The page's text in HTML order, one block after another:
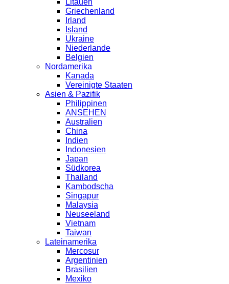
Griechenland
Irland
Island
Ukraine
Niederlande
Belgien
Nordamerika
Kanada
Vereinigte Staaten
Asien & Pazifik
Philippinen
ANSEHEN
Australien
China
Indien
Indonesien
Japan
Südkorea
Thailand
Kambodscha
Singapur
Malaysia
Neuseeland
Vietnam
Taiwan
Lateinamerika
Mercosur
Argentinien
Brasilien
Mexiko